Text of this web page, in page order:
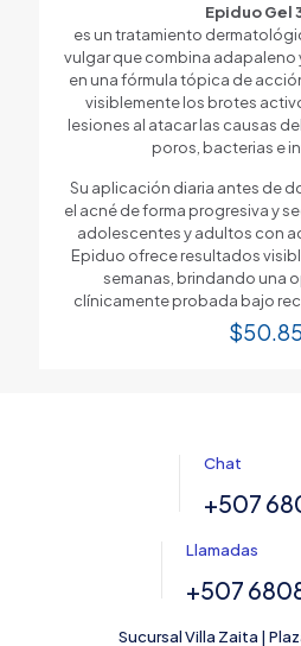
Epiduo Gel
es un tratamiento
vulgar que combina adapaleno
en una fórmula tópica de
visiblemente los brotes
lesiones al atacar las causas
poros, bacterias e
Su aplicación diaria antes de
el acné de forma progresiva y
adolescentes y adultos con
Epiduo ofrece resultados
semanas, brindando una
clínicamente probada bajo
$50.85
Chat
+507
Llamadas
+507
Sucursal Villa Zaita |